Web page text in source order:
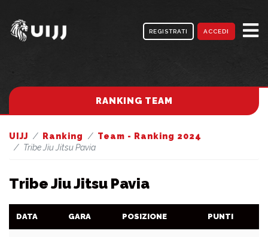
REGISTRATI ACCEDI
RANKING TEAM
UIJJ Ranking
Team - Ranking 2024
Tribe Jiu Jitsu Pavia
Tribe Jiu Jitsu Pavia
DATA GARA POSIZIONE PUNTI